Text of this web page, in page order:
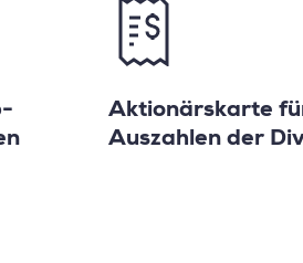
Aktionärskarte
Auszahlen der